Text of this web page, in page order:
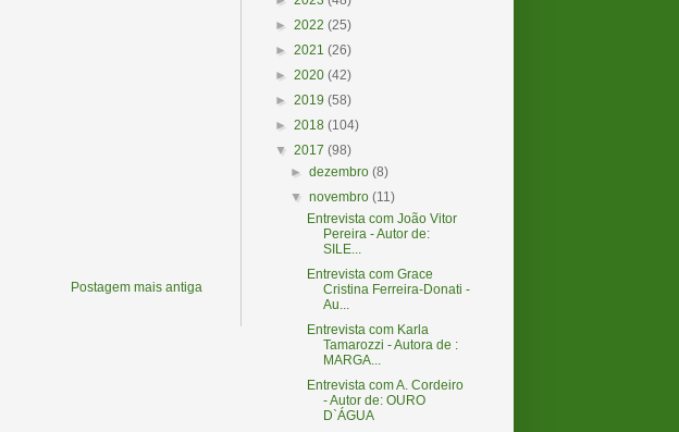
Postagem mais antiga
► 2022 (25)
► 2021 (26)
► 2020 (42)
► 2019 (58)
► 2018 (104)
▼ 2017 (98)
►dezembro(8)
▼novembro(11)
Entrevista com João Vitor
Pereira - Autor de:
SILE...
Entrevista com Grace
Cristina Ferreira-Donati -
Au...
Entrevista com Karla
Tamarozzi - Autora de :
MARGA...
Entrevista com A. Cordeiro
- Autor de: OURO
D`ÁGUA